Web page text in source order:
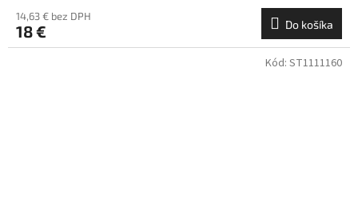
14,63 € bez DPH
18 € Do košíka
Kód: ST1111160